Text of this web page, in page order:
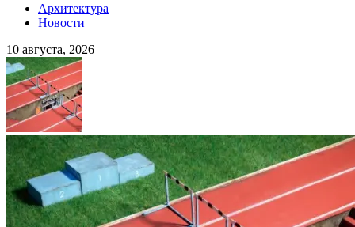
Архитектура
Новости
10 августа, 2026